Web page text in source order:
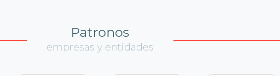
Patronos
empresas y entidades